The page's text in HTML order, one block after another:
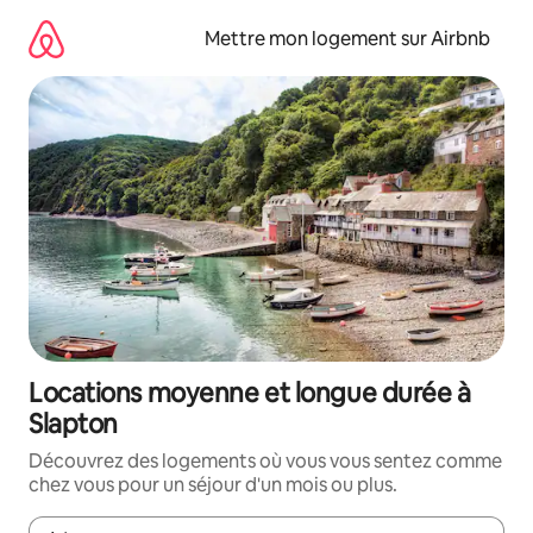
directement
contenu
Mettre mon logement sur Airbnb
Locations moyenne et longue durée à
Slapton
Découvrez des logements où vous vous sentez comme
chez vous pour un séjour d'un mois ou plus.